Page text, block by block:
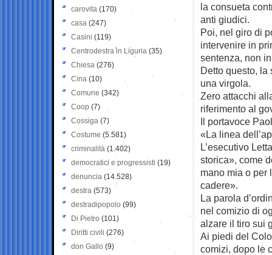
la consueta
anti giudici.
Poi, nel giro di
intervenire in
sentenza, non
Detto questo,
una virgola.
Zero attacchi
riferimento al
Il portavoce
«La linea
L’esecutivo
storica», come
mano mia o per
cadere».
La parola
nel comizio di
alzare il tiro sui
Ai piedi del
comizi, dopo le
carovita (170)
casa (247)
Casini (119)
Centrodestra in Liguria (35)
Chiesa (276)
Cina (10)
Comune (342)
Coop (7)
Cossiga (7)
Costume (5.581)
criminalità (1.402)
democratici e progressisti (19)
denuncia (14.528)
destra (573)
destradipopolo (99)
Di Pietro (101)
Diritti civili (276)
don Gallo (9)